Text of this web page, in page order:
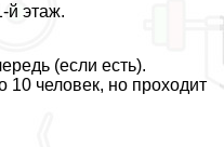
й этаж.
(если есть).
10 человек, но проходит